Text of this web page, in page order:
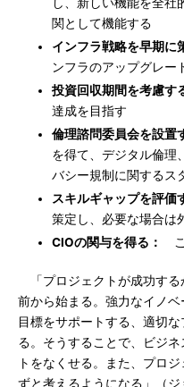
関として機能する
インフラ戦略を早期に
ンフラのアップグレー
投資回収期間を考慮す
達成を目指す
倫理諮問委員会を設置
を得て、デジタル倫理
バシー規制に関するス
スキルギャップを評価
策定し、必要な場合は
CIOの関与を得る：
こ
「プロジェクトが成功する
前から始まる。強力なイノ
目標をサポートする、適切
る。そうすることで、ビジ
トをなくせる。また、プロ
ずと考えるようになる」（ジ